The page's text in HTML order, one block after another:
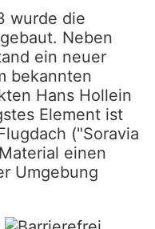
wurde die
Neben
ein neuer
bekannten
Hans Hollein
Element ist
("Soravia
einen
Umgebung